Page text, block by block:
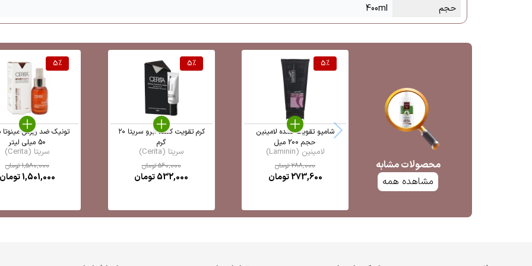
حجم 400ml
محصولات مشابه
مشاهده همه
5%
شامپو تقویت کننده لامینین
حجم 200 میل
لامینین (Laminin)
288,000تومان
273,600تومان
5%
کرم تقویت کننده ابرو سریتا ۲۰
گرم
سریتا (Cerita)
560,000تومان
532,000تومان
5%
تونیک ضد ریزش مینوتا
50 میلی لیتر
سریتا (Cerita)
1,580,000تومان
1,501,000تومان